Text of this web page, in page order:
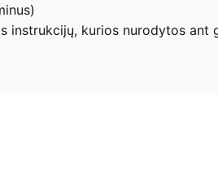
instrukcijų, kurios nurodytos ant